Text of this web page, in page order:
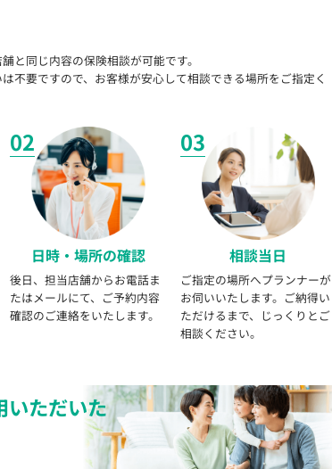
と同じ内容の保険相談が可能です。
不要ですので、お客様が安心して相談できる場所をご指定く
02
日時・場所の確認
後日、担当店舗からお電話ま
たはメールにて、ご予約内容
確認のご連絡をいたします。
03
相談当日
ご指定の場所へプランナーが
お伺いいたします。ご納得い
ただけるまで、じっくりとご
相談ください。
いただいた